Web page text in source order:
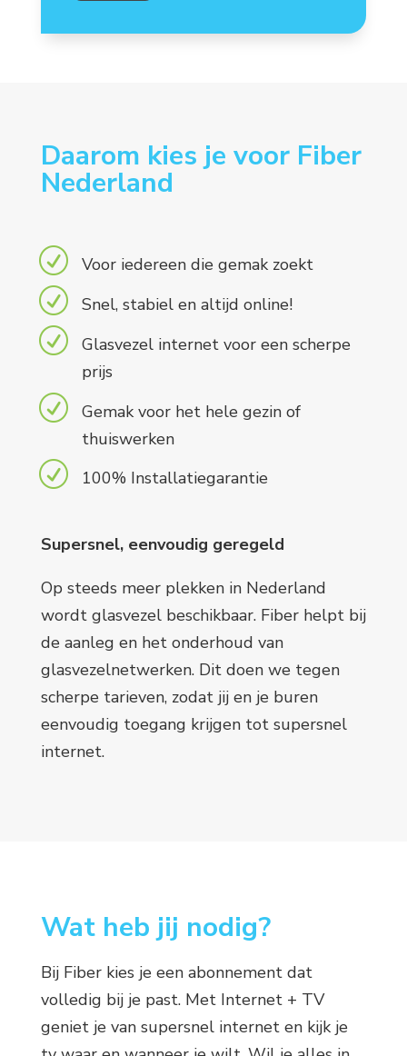
Daarom kies je voor Fiber
Nederland
R Voor iedereen die gemak zoekt
R Snel, stabiel en altijd online!
R
Glasvezel internet voor een scherpe
prijs
R
Gemak voor het hele gezin of
thuiswerken
R 100% Installatiegarantie
Supersnel, eenvoudig geregeld
Op steeds meer plekken in Nederland
wordt glasvezel beschikbaar. Fiber helpt bij
de aanleg en het onderhoud van
glasvezelnetwerken. Dit doen we tegen
scherpe tarieven, zodat jij en je buren
eenvoudig toegang krijgen tot supersnel
internet.
Wat heb jij nodig?
Bij Fiber kies je een abonnement dat
volledig bij je past. Met Internet + TV
geniet je van supersnel internet en kijk je